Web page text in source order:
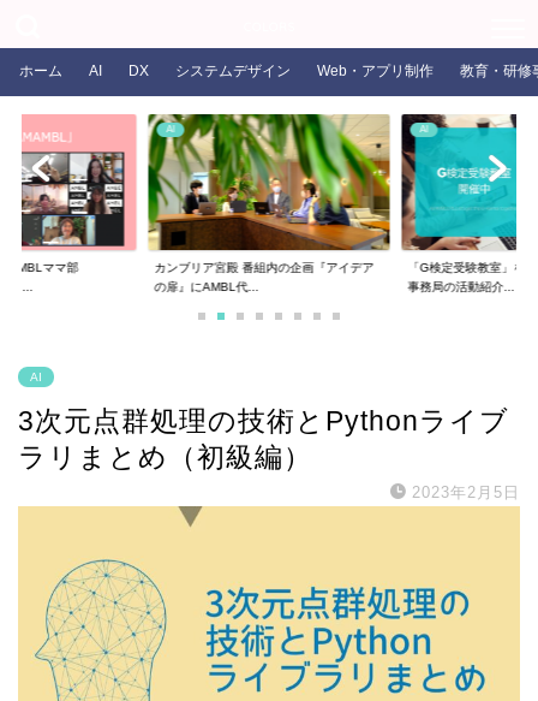
ホーム AI DX システムデザイン Web・アプリ制作 教育・研修
AMBLママ部
AI
カンブリア宮殿 番組内の企画『アイデア
の扉』にAMBL代...
AI
「G検定受験教室」を
事務局の活動紹介...
AI
3次元点群処理の技術とPythonライブ
ラリまとめ（初級編）
2023年2月5日